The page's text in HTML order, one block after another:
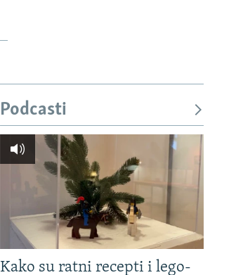
Podcasti
Kako su ratni recepti i lego-